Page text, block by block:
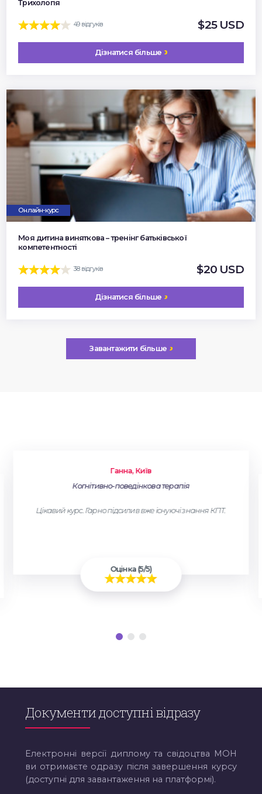
Трихологія
49 відгуків $25 USD
Дізнатися більше
Онлайн-курс
Моя дитина виняткова – тренінг батьківської
компетентності
38 відгуків $20 USD
Дізнатися більше
Завантажити більше
Ганна, Київ
Когнітивно-поведінкова терапія
Цікавий курс. Гарно підсилив вже існуючі знання КПТ.
Оцінка (5/5)
Документи доступні відразу
Електронні версії диплому та свідоцтва МОН
ви отримаєте одразу після завершення курсу
(доступні для завантаження на платформі).